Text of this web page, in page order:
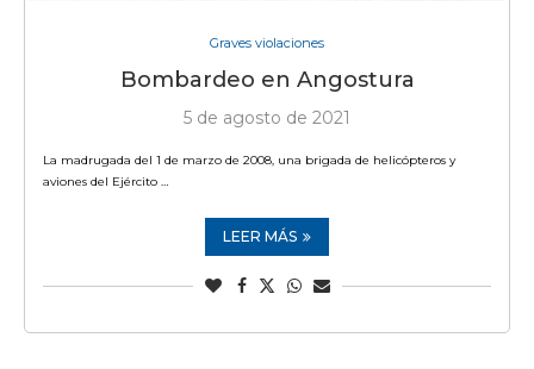
Graves violaciones
Bombardeo en Angostura
5 de agosto de 2021
La madrugada del 1 de marzo de 2008, una brigada de helicópteros y
aviones del Ejército …
LEER MÁS